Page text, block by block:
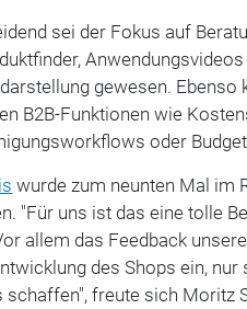
sei der Fokus auf
gewesen.
B2B-Funktionen wie
oder
wurde zum neunten Mal im
"Für uns ist das eine tolle
allem das Feedback
des Shops ein,
schaffen", freute sich Moritz